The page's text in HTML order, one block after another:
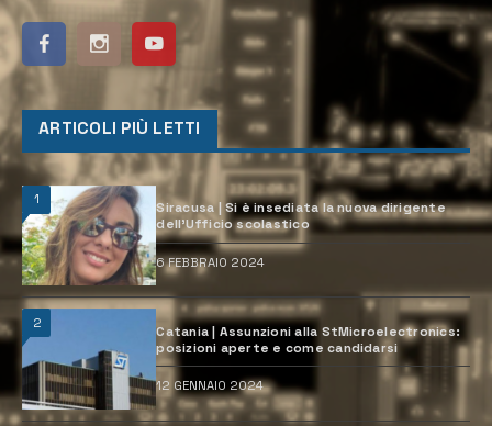
ARTICOLI PIÙ LETTI
1
Siracusa | Si è insediata la nuova dirigente
dell’Ufficio scolastico
6 FEBBRAIO 2024
2
Catania | Assunzioni alla StMicroelectronics:
posizioni aperte e come candidarsi
12 GENNAIO 2024